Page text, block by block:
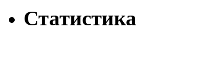
Статистика